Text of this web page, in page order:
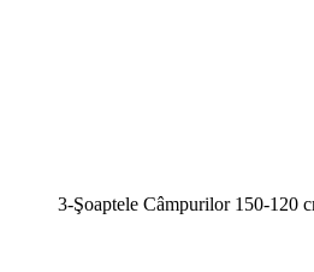
3-Şoaptele Câmpurilor 150-120